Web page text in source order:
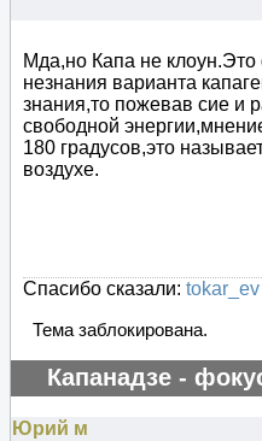
Мда,но Капа не клоун.Это
незнания варианта
знания,то пожевав сие и
свободной
180 градусов,это
воздухе.
Спасибо сказали: tokar_ev
Тема заблокирована.
Капанадзе -
Юрий м